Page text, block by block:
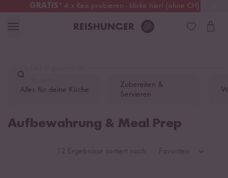
GRATIS* 4 x Reis probieren - klicke hier! (ohne CH)
Schweiz Alle Zölle & Steuern inklusive
Alles für deine Küche
Zubereiten &
Servieren
Aufbewahrung & Meal Prep